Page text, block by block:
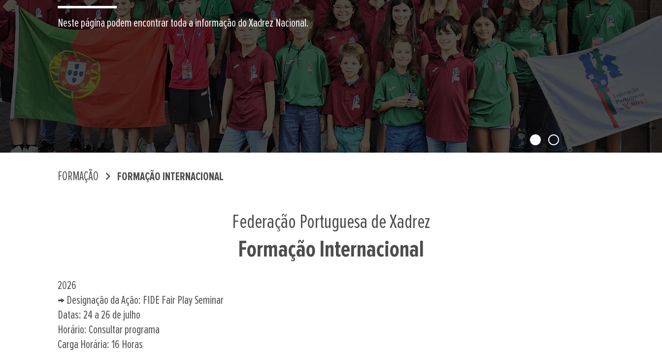
Junte-se a nós neste jogo milenar
FORMAÇÃO chevron_right FORMAÇÃO INTERNACIONAL
Federação Portuguesa de Xadrez
Formação Internacional
2026
→ Designação da Ação: FIDE Fair Play Seminar
Datas: 24 a 26 de julho
Horário: Consultar programa
Carga Horária: 16 Horas